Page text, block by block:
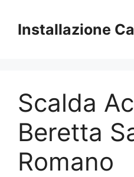
contenuto
Installazione
Scalda
Beretta
Romano